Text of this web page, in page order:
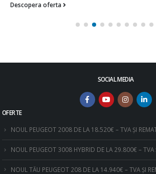
Descopera oferta
SOCIAL MEDIA
OFERTE
NOUL PEUGEOT 2008 DE LA 18.520€ – TVA ȘI
NOUL PEUGEOT 3008 HYBRID DE LA 29.800€ – TVA
NOUL TĂU PEUGEOT 208 DE LA 14.940€ – TVA ȘI